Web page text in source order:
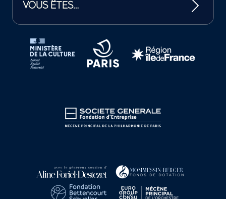
VOUS ÊTES…
Tutelles et mécènes de la Philharmonie de Paris